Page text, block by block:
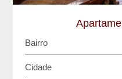
Bairro
Cidade